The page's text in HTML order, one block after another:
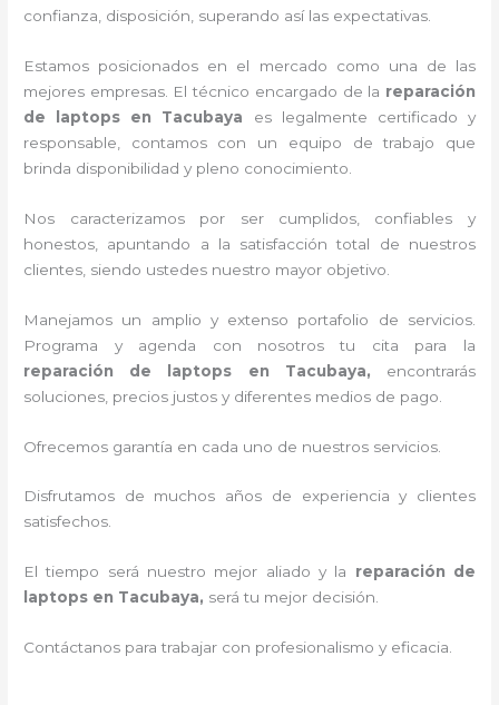
confianza, disposición, superando así las expectativas.
Estamos posicionados en el mercado como una de las
mejores empresas. El técnico encargado de la reparación
de laptops en Tacubaya es legalmente certificado y
responsable, contamos con un equipo de trabajo que
brinda disponibilidad y pleno conocimiento.
Nos caracterizamos por ser cumplidos, confiables y
honestos, apuntando a la satisfacción total de nuestros
clientes, siendo ustedes nuestro mayor objetivo.
Manejamos un amplio y extenso portafolio de servicios.
Programa y agenda con nosotros tu cita para la
reparación de laptops en Tacubaya, encontrarás
soluciones, precios justos y diferentes medios de pago.
Ofrecemos garantía en cada uno de nuestros servicios.
Disfrutamos de muchos años de experiencia y clientes
satisfechos.
El tiempo será nuestro mejor aliado y la reparación de
laptops en Tacubaya, será tu mejor decisión.
Contáctanos para trabajar con profesionalismo y eficacia.